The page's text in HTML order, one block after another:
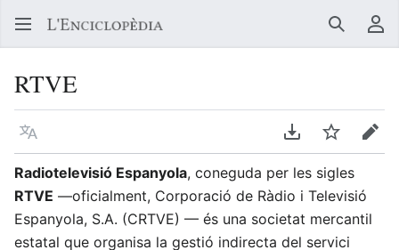
Buscar
RTVE
Llegir en un atre idioma Descarregar en
Vigilar
Radiotelevisió Espanyola, coneguda per les sigles
RTVE —oficialment, Corporació de Ràdio i Televisió
Espanyola, S.A. (CRTVE) — és una societat mercantil
estatal que organisa la gestió indirecta del servici